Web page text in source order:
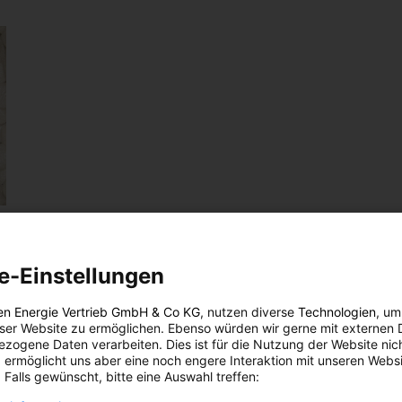
Einstellungen
Energie Vertrieb GmbH & Co KG, nutzen diverse Technologien,
Website zu ermöglichen. Ebenso würden wir gerne mit externen
Daten verarbeiten. Dies ist für die Nutzung der Website
uns aber eine noch engere Interaktion mit unseren
Falls gewünscht, bitte eine Auswahl treffen: